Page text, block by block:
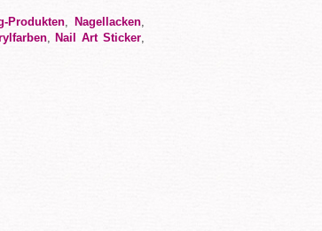
Produkten, Nagellacken,
, Nail Art Sticker,